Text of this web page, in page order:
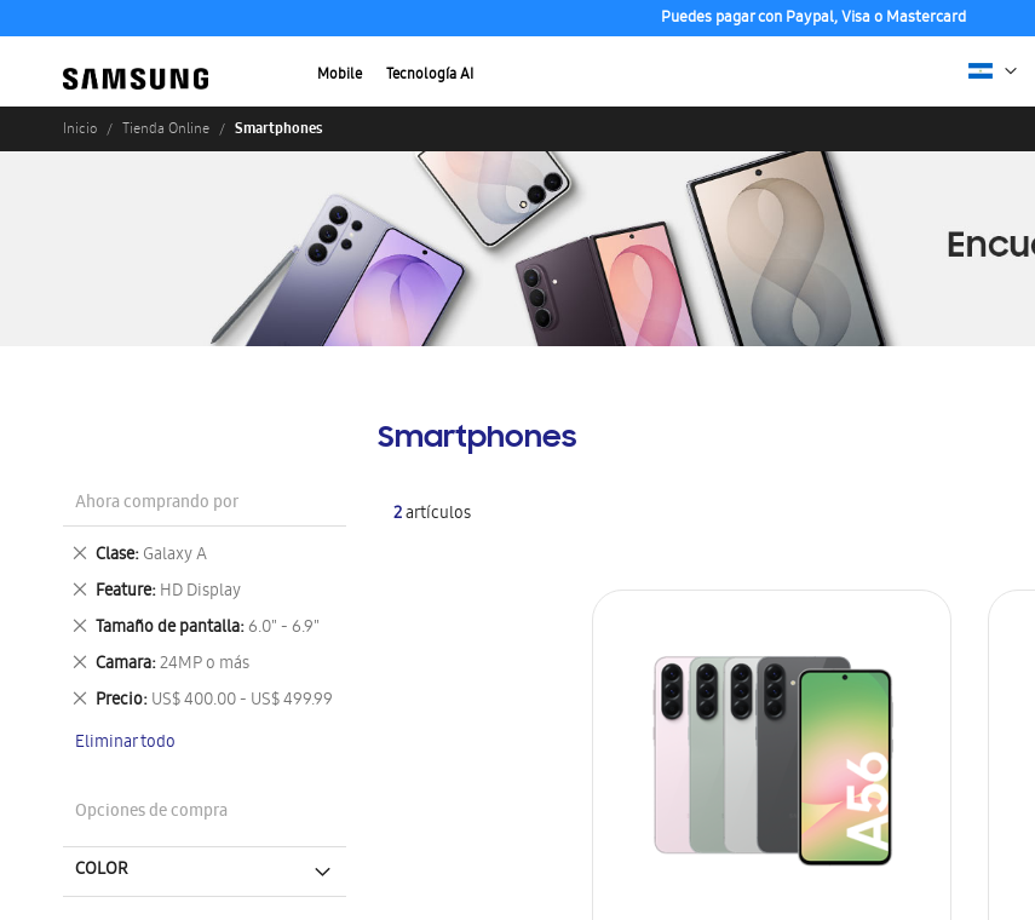
Puedes pagar con Paypal, Visa o Mastercard
Mobile Tecnología AI
Inicio Tienda Online Smartphones
Smartphones
2artículos
Ahora comprando por
Clase Galaxy A
Eliminar
este
artículo
Feature HD Display
Eliminar
este
artículo
Tamaño de pantalla 6.0" - 6.9"
Eliminar
este
artículo
Camara 24MP o más
Eliminar
este
artículo
Precio US$ 400.00 - US$ 499.99
Eliminar
artículo
Eliminar todo
Opciones de compra
COLOR